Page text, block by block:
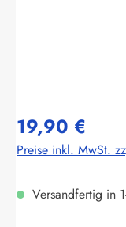
19,90 €
Preise inkl. MwSt.
Versandfertig in